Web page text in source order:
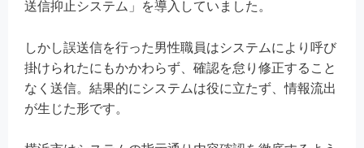
送信抑止システム」を導入していました。
しかし誤送信を行った男性職員はシステムにより呼び
掛けられたにもかかわらず、確認を怠り修正すること
なく送信。結果的にシステムは役に立たず、情報流出
が生じた形です。